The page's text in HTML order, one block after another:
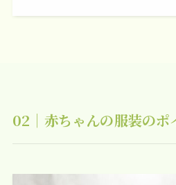
02｜赤ちゃんの服装のポ